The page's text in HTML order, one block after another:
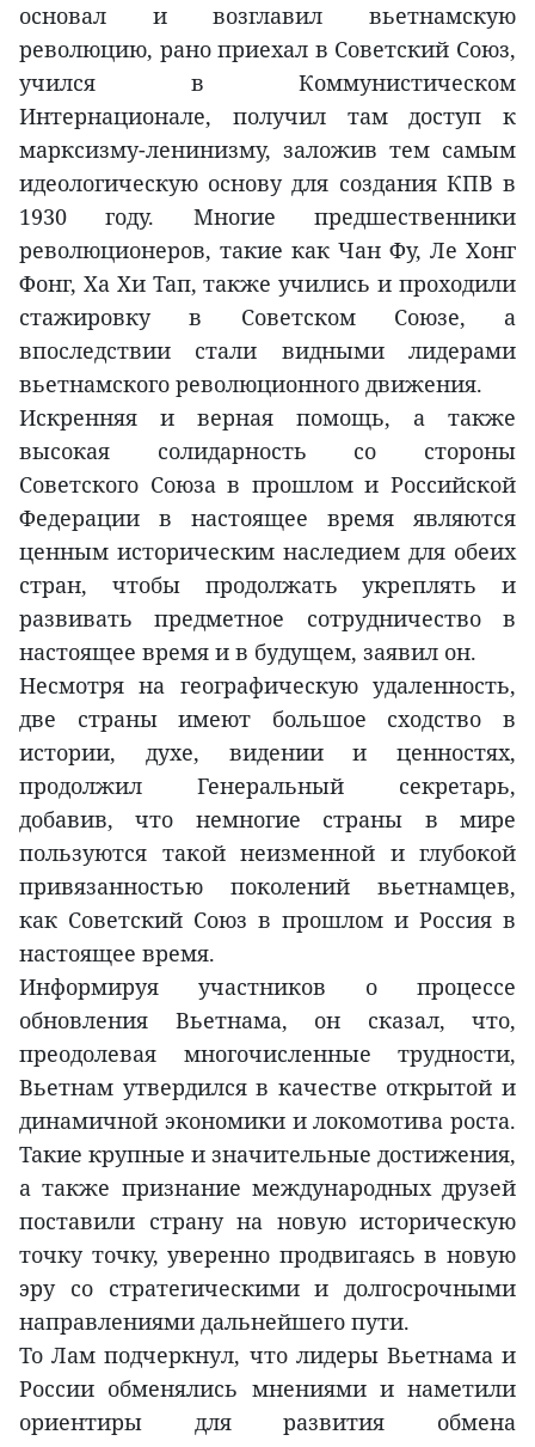
основал и возглавил вьетнамскую
революцию, рано приехал в Советский Союз,
учился в Коммунистическом
Интернационале, получил там доступ к
марксизму-ленинизму, заложив тем самым
идеологическую основу для создания КПВ в
1930 году. Многие предшественники
революционеров, такие как Чан Фу, Ле Хонг
Фонг, Ха Хи Тап, также учились и проходили
стажировку в Советском Союзе, а
впоследствии стали видными лидерами
вьетнамского революционного движения.
Искренняя и верная помощь, а также
высокая солидарность со стороны
Советского Союза в прошлом и Российской
Федерации в настоящее время являются
ценным историческим наследием для обеих
стран, чтобы продолжать укреплять и
развивать предметное сотрудничество в
настоящее время и в будущем, заявил он.
Несмотря на географическую удаленность,
две страны имеют большое сходство в
истории, духе, видении и ценностях,
продолжил Генеральный секретарь,
добавив, что немногие страны в мире
пользуются такой неизменной и глубокой
привязанностью поколений вьетнамцев,
как Советский Союз в прошлом и Россия в
настоящее время.
Информируя участников о процессе
обновления Вьетнама, он сказал, что,
преодолевая многочисленные трудности,
Вьетнам утвердился в качестве открытой и
динамичной экономики и локомотива роста.
Такие крупные и значительные достижения,
а также признание международных друзей
поставили страну на новую историческую
точку точку, уверенно продвигаясь в новую
эру со стратегическими и долгосрочными
направлениями дальнейшего пути.
То Лам подчеркнул, что лидеры Вьетнама и
России обменялись мнениями и наметили
ориентиры для развития обмена